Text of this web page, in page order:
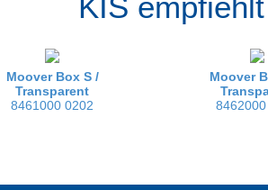
KIS
Moover Box S /
Transparent
8461000 0202
Moover